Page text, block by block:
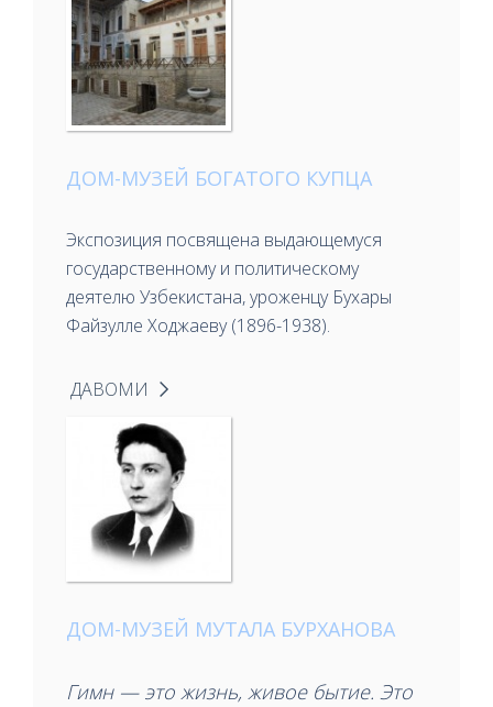
ДОМ-МУЗЕЙ БОГАТОГО КУПЦА
Экспозиция посвящена выдающемуся
государственному и политическому
деятелю Узбекистана, уроженцу Бухары
Файзулле Ходжаеву (1896-1938).
ДАВОМИ
ДОМ-МУЗЕЙ МУТАЛА БУРХАНОВА
Гимн — это жизнь, живое бытие. Это